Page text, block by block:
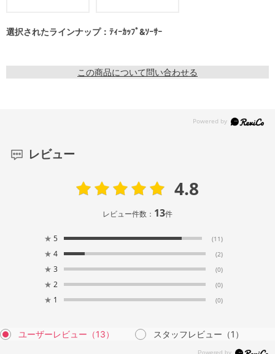
選択されたラインナップ：ﾃｨｰｶｯﾌﾟ&ｿｰｻｰ
この商品について問い合わせる
レビュー
4.8
レビュー件数： 13件
★ 5 (11)
★ 4 (2)
★ 3 (0)
★ 2 (0)
★ 1 (0)
ユーザーレビュー （13） スタッフレビュー （1）